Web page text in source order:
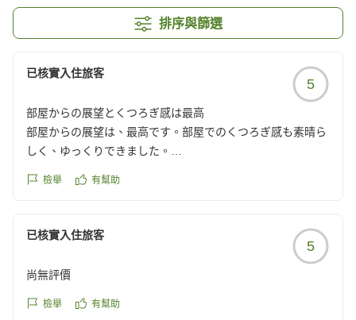
排序與篩選
已核實入住旅客
5
部屋からの展望とくつろぎ感は最高
部屋からの展望は、最高です。部屋でのくつろぎ感も素晴ら
しく、ゆっくりできました。
の食材を使った食事は満足でした。
https://review.travel.rakuten.co.jp/hotel/voice/4732?
檢舉 有幫助
已核實入住旅客
5
尚無評價
檢舉 有幫助